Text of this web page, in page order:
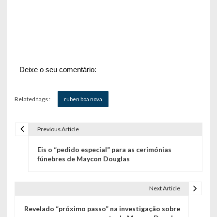
Deixe o seu comentário:
Related tags : ruben boa nova
Previous Article
Eis o “pedido especial” para as cerimónias
fúnebres de Maycon Douglas
Next Article
Revelado “próximo passo” na investigação sobre